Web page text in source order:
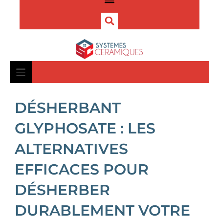
DÉSHERBANT
GLYPHOSATE : LES
ALTERNATIVES
EFFICACES POUR
DÉSHERBER
DURABLEMENT VOTRE